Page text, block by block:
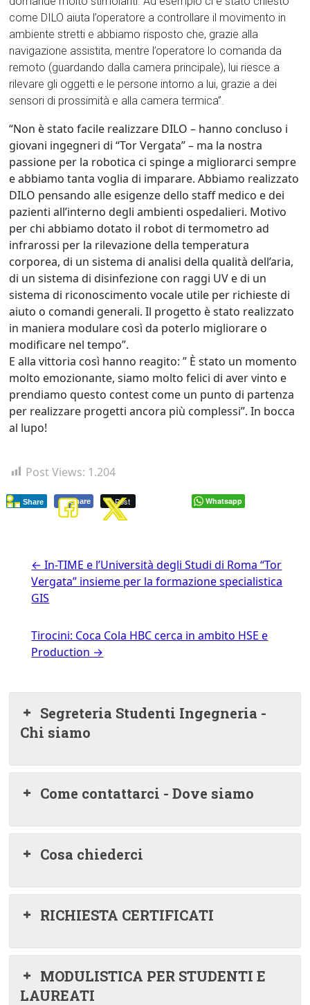
come DILO aiuta l’operatore a controllare il movimento in
ambiente stretti e abbiamo risposto che, grazie alla
navigazione assistita, mentre l’operatore lo comanda da
remoto (guardando dalla camera principale), lui riesce a
rilevare gli oggetti e le persone intorno a lui, grazie a dei
sensori di prossimità e alla camera termica”.
“Non è stato facile realizzare DILO – hanno concluso i
giovani ingegneri di “Tor Vergata” – ma la nostra
passione per la robotica ci spinge a migliorarci sempre
e abbiamo tanta voglia di imparare. Abbiamo realizzato
DILO pensando alle esigenze dello staff medico e dei
pazienti all’interno degli ambienti ospedalieri. Motivo
per chi abbiamo dotato il robot di termometro ad
infrarossi per la rilevazione della temperatura
corporea, di un sistema di analisi della qualità dell’aria,
di un sistema di disinfezione con raggi UV e di un
sistema di riconoscimento vocale utile per richieste di
aiuto o comandi generali. Il progetto è stato realizzato
in maniera modulare così da poterlo migliorare o
modificare nel tempo”.
E alla vittoria così hanno reagito: ” È stato un momento
molto emozionante, siamo molto felici di aver vinto e
prendiamo questo contest come un punto di partenza
per realizzare progetti ancora più complessi”. In bocca
al lupo!
Post Views: 1.204
Share Post
Share Whatsapp
← In-TIME e l’Università degli Studi di Roma “Tor
Vergata” insieme per la formazione specialistica
GIS
Tirocini: Coca Cola HBC cerca in ambito HSE e
Production →
Segreteria Studenti Ingegneria -
Chi siamo
Come contattarci - Dove siamo
Cosa chiederci
RICHIESTA CERTIFICATI
MODULISTICA PER STUDENTI E
LAUREATI